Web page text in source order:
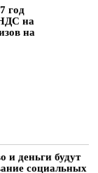
год
на
на
и деньги будут
социальных